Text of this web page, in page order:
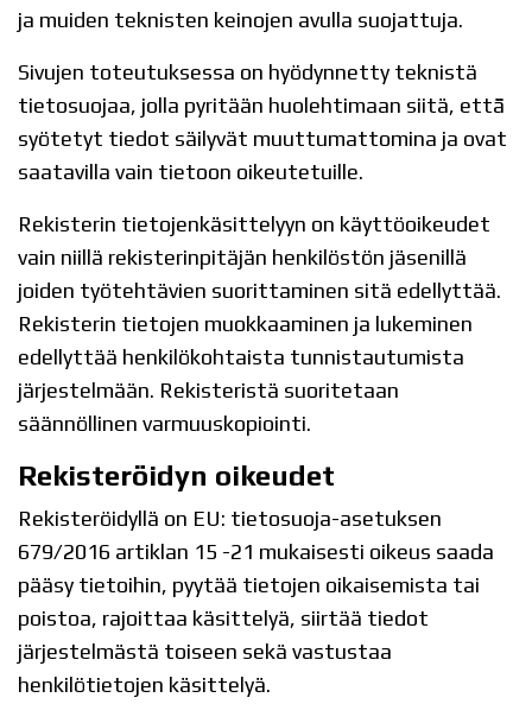
ja muiden teknisten keinojen avulla suojattuja.
Sivujen toteutuksessa on hyödynnetty teknistä
tietosuojaa, jolla pyritään huolehtimaan siitä, että̈
syötetyt tiedot säilyvät muuttumattomina ja ovat
saatavilla vain tietoon oikeutetuille.
Rekisterin tietojenkäsittelyyn on käyttöoikeudet
vain niillä rekisterinpitäjän henkilöstön jäsenillä
joiden työtehtävien suorittaminen sitä edellyttää.
Rekisterin tietojen muokkaaminen ja lukeminen
edellyttää henkilökohtaista tunnistautumista
järjestelmään. Rekisteristä suoritetaan
säännöllinen varmuuskopiointi.
Rekisteröidyn oikeudet
Rekisteröidyllä on EU: tietosuoja-asetuksen
679/2016 artiklan 15 -21 mukaisesti oikeus saada
pääsy tietoihin, pyytää tietojen oikaisemista tai
poistoa, rajoittaa käsittelyä, siirtää tiedot
järjestelmästä toiseen sekä vastustaa
henkilötietojen käsittelyä.